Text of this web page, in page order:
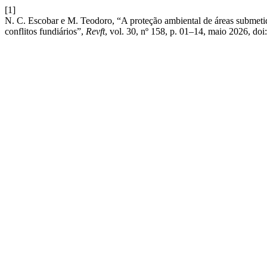
[1]
N. C. Escobar e M. Teodoro, “A proteção ambiental de áreas
conflitos fundiários”, Revft, vol. 30, nº 158, p. 01–14, maio 2026,